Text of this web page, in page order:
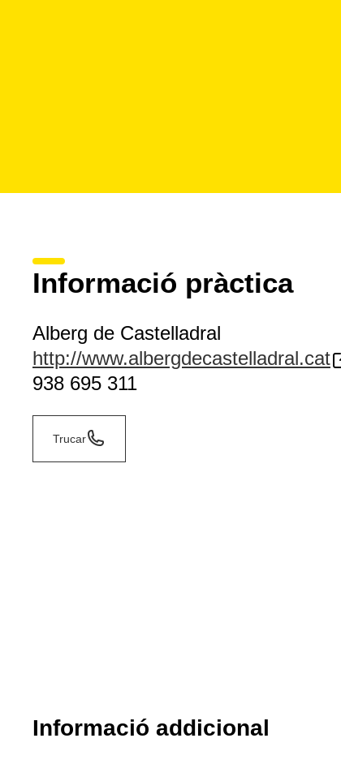
Informació pràctica
Alberg de Castelladral
http://www.albergdecastelladral.cat
938 695 311
Trucar
Informació addicional